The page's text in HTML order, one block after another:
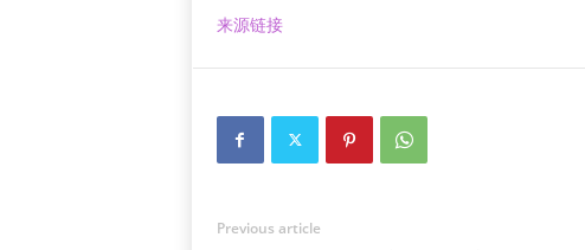
来源链接
Previous article